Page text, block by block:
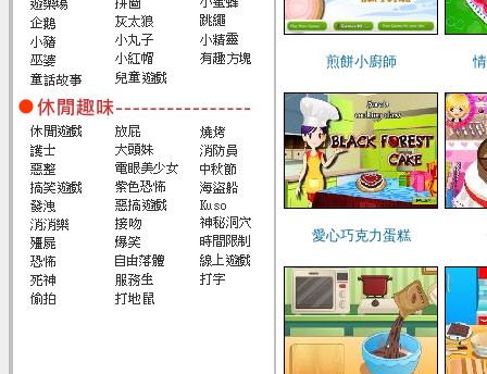
煎餅小廚師
愛心巧克力蛋糕